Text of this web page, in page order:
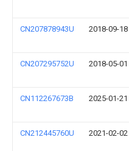
CN207878943U 2018-09-18
CN207295752U 2018-05-01
CN112267673B 2025-01-21
CN212445760U 2021-02-02